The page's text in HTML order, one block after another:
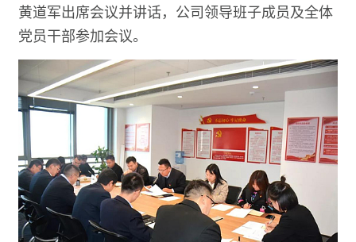
黄道军出席会议并讲话，公司领导班子成员及全体
党员干部参加会议。